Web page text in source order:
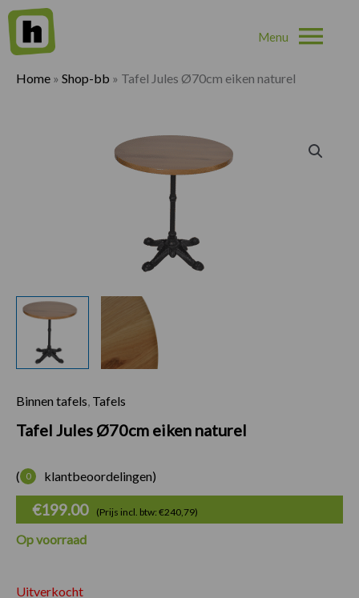
Home » Shop-bb » Tafel Jules Ø70cm eiken naturel
Binnen tafels Tafels
Tafel Jules Ø70cm eiken naturel
( 0 klantbeoordelingen)
€199.00 (Prijs incl. btw: €240,79)
Op voorraad
Uitverkocht